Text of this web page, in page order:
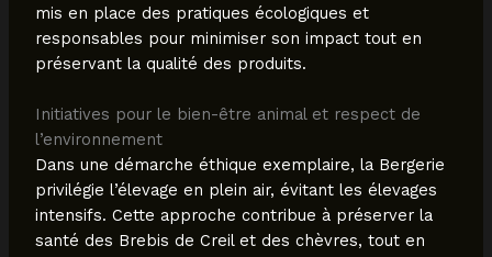
mis en place des pratiques écologiques et
responsables pour minimiser son impact tout en
préservant la qualité des produits.
Initiatives pour le bien-être animal et respect de
l’environnement
Dans une démarche éthique exemplaire, la Bergerie
privilégie l’élevage en plein air, évitant les élevages
intensifs. Cette approche contribue à préserver la
santé des Brebis de Creil et des chèvres, tout en